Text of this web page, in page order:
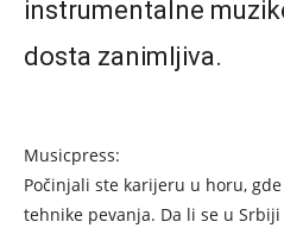
instrumentalne
dosta zanimljiva.
Musicpress:
Počinjali ste karijeru u horu,
tehnike pevanja. Da li se u